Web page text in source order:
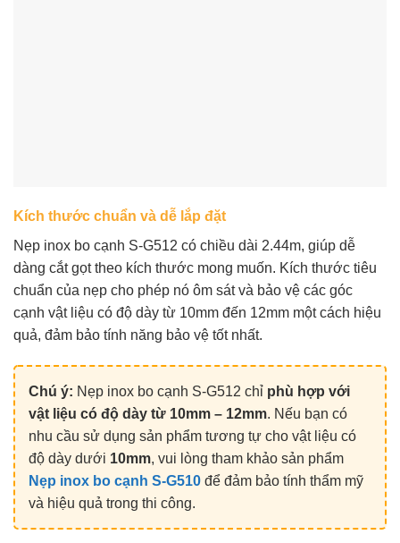
Kích thước chuẩn và dễ lắp đặt
Nẹp inox bo cạnh S-G512 có chiều dài 2.44m, giúp dễ
dàng cắt gọt theo kích thước mong muốn. Kích thước tiêu
chuẩn của nẹp cho phép nó ôm sát và bảo vệ các góc
cạnh vật liệu có độ dày từ 10mm đến 12mm một cách hiệu
quả, đảm bảo tính năng bảo vệ tốt nhất.
Chú ý: Nẹp inox bo cạnh S-G512 chỉ phù hợp với
vật liệu có độ dày từ 10mm – 12mm. Nếu bạn có
nhu cầu sử dụng sản phẩm tương tự cho vật liệu có
độ dày dưới 10mm, vui lòng tham khảo sản phẩm
Nẹp inox bo cạnh S-G510 để đảm bảo tính thẩm mỹ
và hiệu quả trong thi công.